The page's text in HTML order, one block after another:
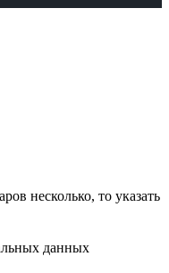
несколько, то указать
данных